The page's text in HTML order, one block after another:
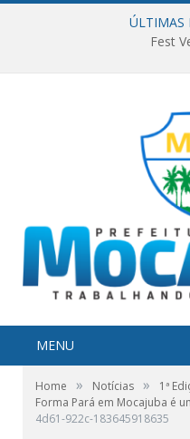
ÚLTIMAS
Fest
MENU
Home » Notícias »
1ª
Forma Pará em Mocajuba é
4d61-922c-183645918635